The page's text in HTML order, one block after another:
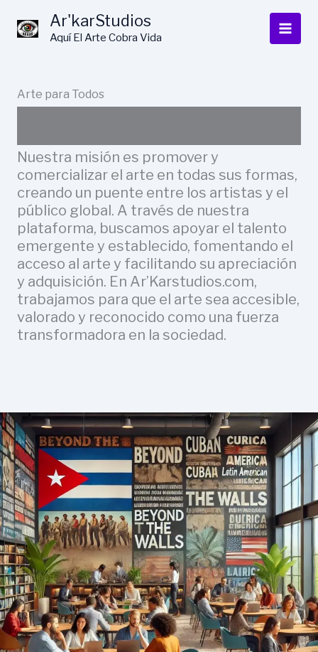
contenido
Ar'karStudios
Aquí El Arte Cobra Vida
Arte para Todos
Nuestra misión es promover y
comercializar el arte en todas sus formas,
creando un puente entre los artistas y el
público global. A través de nuestra
plataforma, buscamos apoyar el talento
emergente y establecido, fomentando el
acceso al arte y facilitando su apreciación
y adquisición. En Ar’Karstudios.com,
trabajamos para que el arte sea accesible,
valorado y reconocido como una fuerza
transformadora en la sociedad.